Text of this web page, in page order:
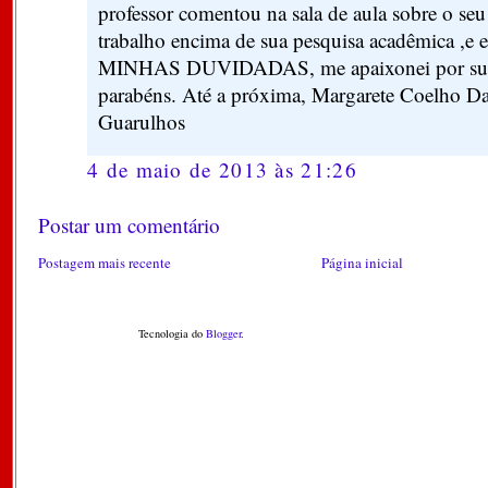
professor comentou na sala de aula sobre o
trabalho encima de sua pesquisa acadêmica
MINHAS DUVIDADAS, me apaixonei por
parabéns. Até a próxima, Margarete Coelho
Guarulhos
4 de maio de 2013 às 21:26
Postar um comentário
Postagem mais recente Página inicial
Tecnologia do Blogger.